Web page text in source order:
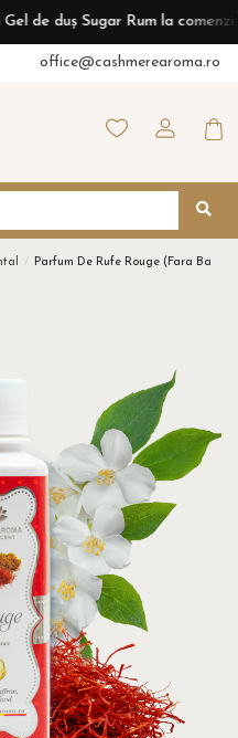
Sugar Rum la comenzi de
office@cashmerearoma.ro
Parfum De Rufe Rouge (fara